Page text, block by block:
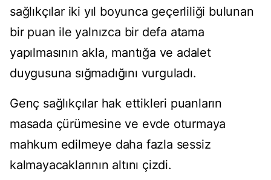
sağlıkçılar iki yıl boyunca geçerliliği bulunan
bir puan ile yalnızca bir defa atama
yapılmasının akla, mantığa ve adalet
duygusuna sığmadığını vurguladı.
Genç sağlıkçılar hak ettikleri puanların
masada çürümesine ve evde oturmaya
mahkum edilmeye daha fazla sessiz
kalmayacaklarının altını çizdi.